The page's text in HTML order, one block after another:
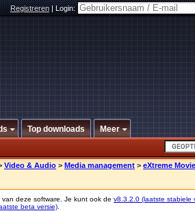
Registreren|Login:
Top downloads Meer
Video & Audio > Media management > eXtreme
deze software. Je kunt ook de v8.3.2.0 (laatste stabiele
beta versie)